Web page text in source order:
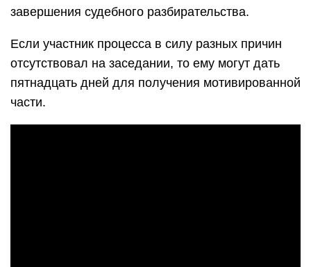
завершения судебного разбирательства.
Если участник процесса в силу разных причин
отсутствовал на заседании, то ему могут дать
пятнадцать дней для получения мотивированной
части.